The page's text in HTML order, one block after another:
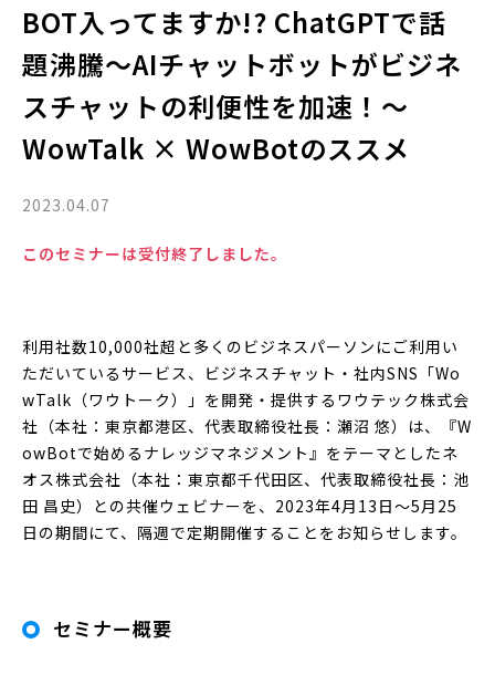
BOT入ってますか!? ChatGPTで話
題沸騰〜AIチャットボットがビジネ
スチャットの利便性を加速！〜
WowTalk × WowBotのススメ
2023.04.07
このセミナーは受付終了しました。
利用社数10,000社超と多くのビジネスパーソンにご利用い
ただいているサービス、ビジネスチャット・社内SNS「Wo
wTalk（ワウトーク）」を開発・提供するワウテック株式会
社（本社：東京都港区、代表取締役社長：瀬沼 悠）は、『W
owBotで始めるナレッジマネジメント』をテーマとしたネ
オス株式会社（本社：東京都千代田区、代表取締役社長：池
田 昌史）との共催ウェビナーを、2023年4月13日〜5月25
日の期間にて、隔週で定期開催することをお知らせします。
セミナー概要